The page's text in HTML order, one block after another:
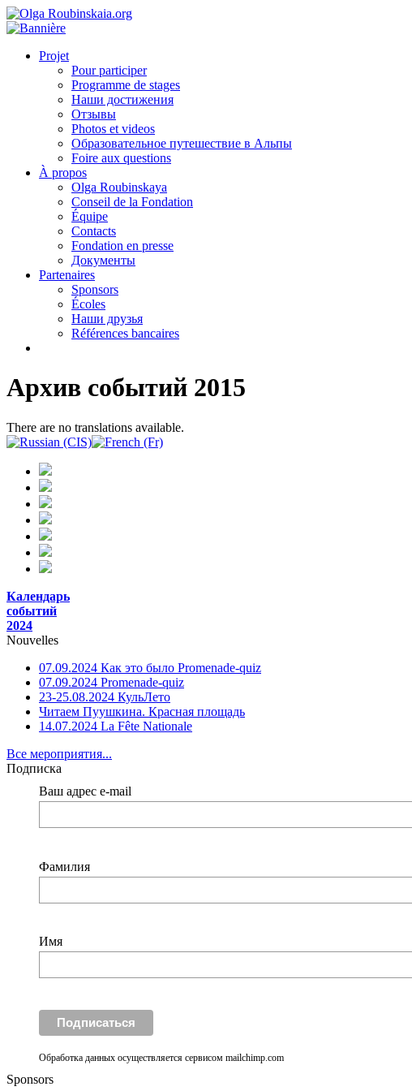
Projet
Pour participer
Programme de stages
Наши достижения
Отзывы
Photos et videos
Образовательное путешествие в Альпы
Foire aux questions
À propos
Olga Roubinskaya
Conseil de la Fondation
Équipe
Contacts
Fondation en presse
Документы
Partenaires
Sponsors
Écoles
Наши друзья
Références bancaires
Архив событий 2015
There are no translations available.
Календарь
событий
2024
Nouvelles
07.09.2024 Как это было Promenade-quiz
07.09.2024 Promenade-quiz
23-25.08.2024 КульЛето
Читаем Пуушкина. Красная площадь
14.07.2024 La Fête Nationale
Все мероприятия...
Подписка
Ваш адрес e-mail
Фамилия
Имя
Обработка данных осуществляется сервисом mailchimp.com
Sponsors